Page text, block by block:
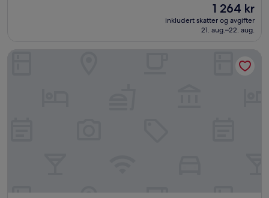
Prisen
er
1 264 kr
1 264 kr
inkludert skatter og avgifter
21. aug.–22. aug.